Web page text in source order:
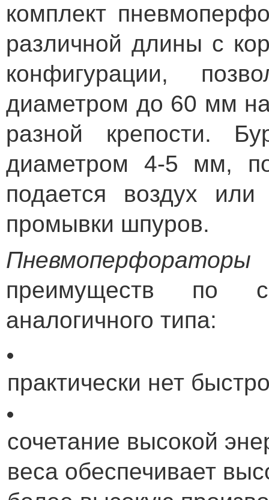
комплект
различной длины с
конфигурации,
диаметром до 60 мм
разной крепости.
диаметром 4-5 мм,
подается воздух
промывки шпуров.
Пневмоперфораторы
преимуществ по
аналогичного типа:
практически нет
сочетание высокой
веса обеспечивает